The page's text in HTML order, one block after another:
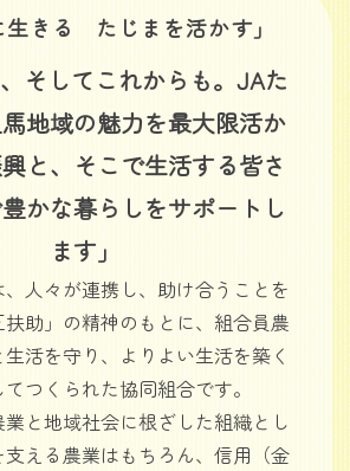
生きる たじまを活かす」
そしてこれからも。JAた
地域の魅力を最大限活か
と、そこで生活する皆さ
かな暮らしをサポートし
ます」
、人々が連携し、助け合うことを
助」の精神のもとに、組合員農
活を守り、よりよい生活を築く
つくられた協同組合です。
業と地域社会に根ざした組織とし
える農業はもちろん、信用（金